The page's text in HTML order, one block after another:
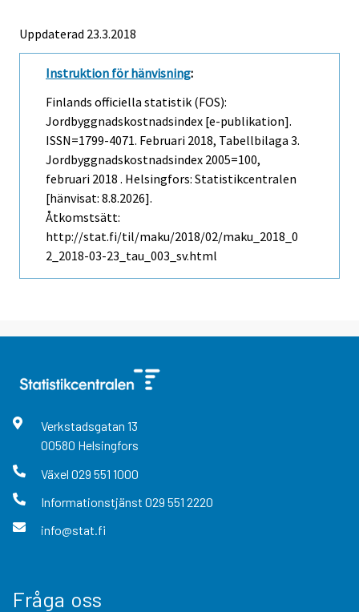
Uppdaterad 23.3.2018
Instruktion för hänvisning:
Finlands officiella statistik (FOS):
Jordbyggnadskostnadsindex [e-publikation].
ISSN=1799-4071. Februari 2018, Tabellbilaga 3.
Jordbyggnadskostnadsindex 2005=100,
februari 2018 . Helsingfors: Statistikcentralen
[hänvisat: 8.8.2026].
Åtkomstsätt:
http://stat.fi/til/maku/2018/02/maku_2018_0
2_2018-03-23_tau_003_sv.html
Verkstadsgatan 13
00580 Helsingfors
Växel 029 551 1000
Informationstjänst 029 551 2220
info@stat.fi
Fråga oss